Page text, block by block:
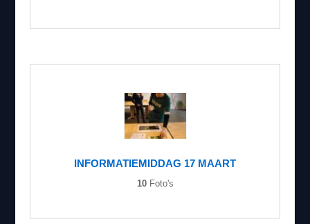
INFORMATIEMIDDAG 17 MAART
10Foto's